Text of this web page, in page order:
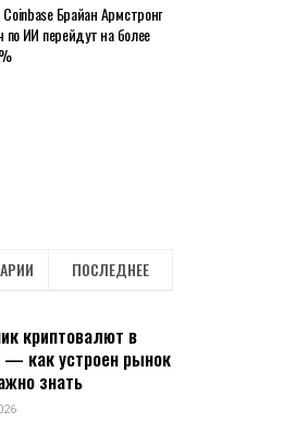
Брайан Армстронг
по ИИ перейдут на более
ПОСЛЕДНЕЕ
криптовалют в
— как устроен рынок
знать